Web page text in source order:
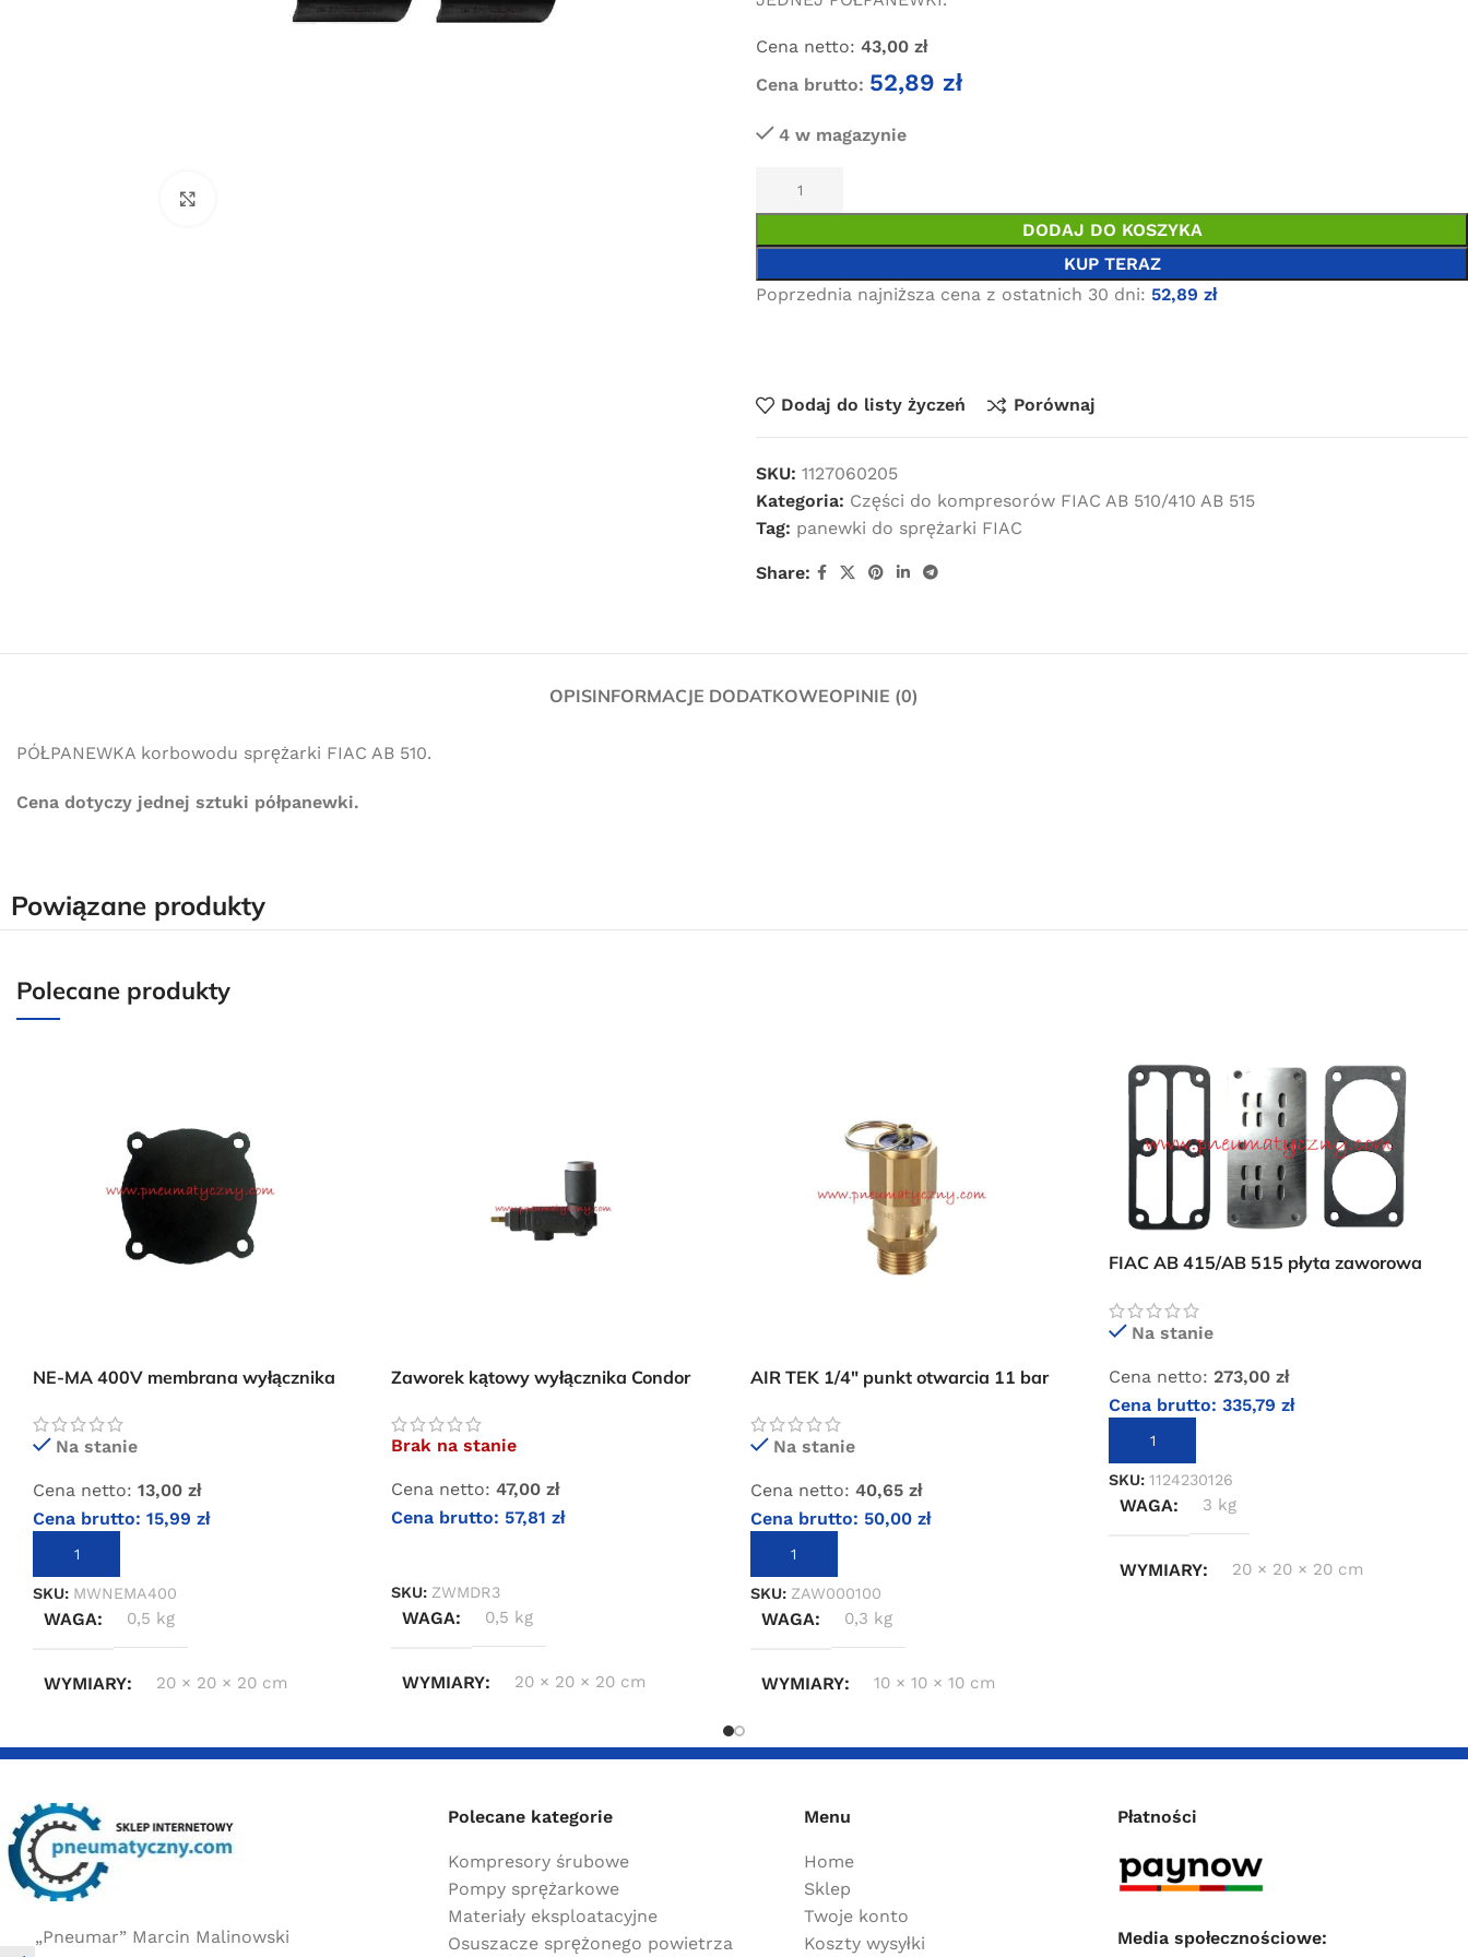
Cena netto: 43,00 zł
Cena brutto: 52,89 zł
4 w magazynie
DODAJ DO KOSZYKA
KUP TERAZ
Poprzednia najniższa cena z ostatnich 30 dni: 52,89 zł
Dodaj do listy życzeń Porównaj
SKU: 1127060205
Kategoria: Części do kompresorów FIAC AB 510/410 AB 515
Tag: panewki do sprężarki FIAC
Share:
OPISINFORMACJE DODATKOWEOPINIE (0)
PÓŁPANEWKA korbowodu sprężarki FIAC AB 510.
Cena dotyczy jednej sztuki półpanewki.
Powiązane produkty
Polecane produkty
NE-MA 400V membrana wyłącznika
Na stanie
Cena netto: 13,00 zł
Cena brutto: 15,99 zł
DODAJ DO KOSZYKA
SKU: MWNEMA400
WAGA 0,5 kg
WYMIARY 20 × 20 × 20 cm
Zaworek kątowy wyłącznika Condor
Brak na stanie
Cena netto: 47,00zł
Cena brutto: 57,81zł
SKU: ZWMDR3
WAGA 0,5 kg
WYMIARY 20 × 20 × 20 cm
AIR TEK 1/4″ punkt otwarcia 11 bar
Na stanie
Cena netto: 40,65 zł
Cena brutto: 50,00 zł
DODAJ DO KOSZYKA
SKU: ZAW000100
WAGA 0,3 kg
WYMIARY 10 × 10 × 10 cm
FIAC AB 415/AB 515 płyta zaworowa
Na stanie
Cena netto: 273,00zł
Cena brutto:335,79zł
DODAJ DO KOSZYKA
SKU:1124230126
WAGA 3 kg
WYMIARY 20 × 20 × 20 cm
„Pneumar” Marcin Malinowski
Polecane kategorie
Kompresory śrubowe
Pompy sprężarkowe
Materiały eksploatacyjne
Osuszacze sprężonego powietrza
Menu
Home
Sklep
Twoje konto
Koszty wysyłki
Płatności
Media społecznościowe:
minimum 80,00 zł brutto.